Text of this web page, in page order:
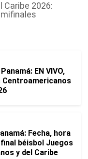
Caribe 2026:
EN VIVO,
Centroamericanos
Fecha, hora
béisbol Juegos
y del Caribe